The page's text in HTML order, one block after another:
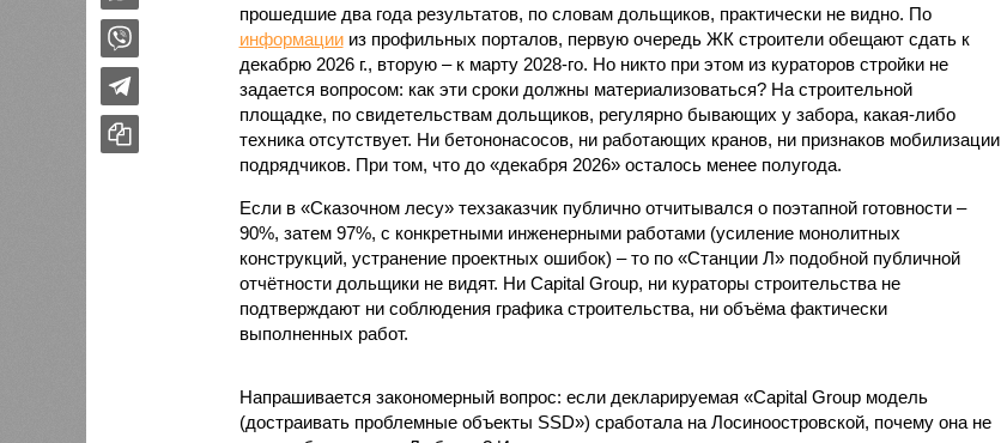
прошедшие два года результатов, по словам дольщиков, практически не видно. По
информациииз профильных порталов, первую очередь ЖК строители обещают сдать к
декабрю 2026 г., вторую – к марту 2028-го. Но никто при этом из кураторов стройки не
задается вопросом: как эти сроки должны материализоваться? На строительной
площадке, по свидетельствам дольщиков, регулярно бывающих у забора, какая-либо
техника отсутствует. Ни бетононасосов, ни работающих кранов, ни признаков мобилизации
подрядчиков. При том, что до «декабря 2026» осталось менее полугода.
Если в «Сказочном лесу» техзаказчик публично отчитывался о поэтапной готовности –
90%, затем 97%, с конкретными инженерными работами (усиление монолитных
конструкций, устранение проектных ошибок) – то по «Станции Л» подобной публичной
отчётности дольщики не видят. Ни Capital Group, ни кураторы строительства не
подтверждают ни соблюдения графика строительства, ни объёма фактически
выполненных работ.
Напрашивается закономерный вопрос: если декларируемая «Capital Group модель
(достраивать проблемные объекты SSD») сработала на Лосиноостровской, почему она не